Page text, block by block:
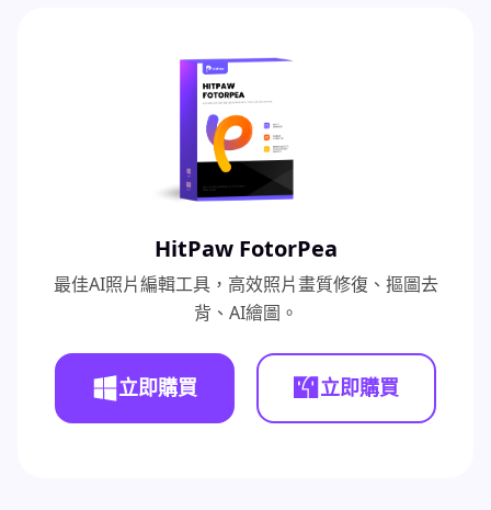
HitPaw FotorPea
最佳AI照片編輯工具，高效照片畫質修復、摳圖去
背、AI繪圖。
立即購買 立即購買